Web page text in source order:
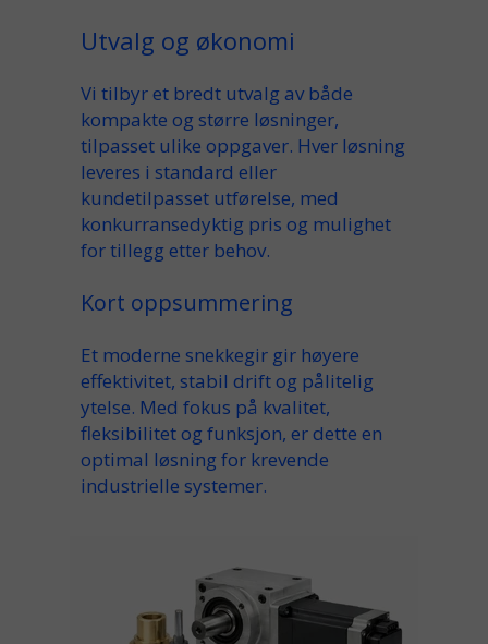
Utvalg og økonomi
Vi tilbyr et bredt utvalg av både
kompakte og større løsninger,
tilpasset ulike oppgaver. Hver løsning
leveres i standard eller
kundetilpasset utførelse, med
konkurransedyktig pris og mulighet
fortillegg etter behov.
Kort oppsummering
Et moderne snekkegir gir høyere
effektivitet, stabil drift og pålitelig
ytelse. Med fokus på kvalitet,
fleksibilitet og funksjon, er dette en
optimal løsning for krevende
industrielle systemer.